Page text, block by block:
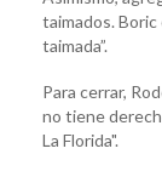
taimados. Boric
taimada”.
Para cerrar,
no tiene
La Florida".